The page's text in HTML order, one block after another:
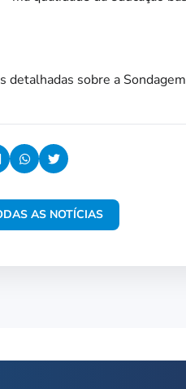
detalhadas sobre a
AS NOTÍCIAS